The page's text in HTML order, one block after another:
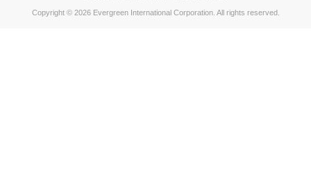
Copyright © 2026 Evergreen International Corporation. All rights reserved.